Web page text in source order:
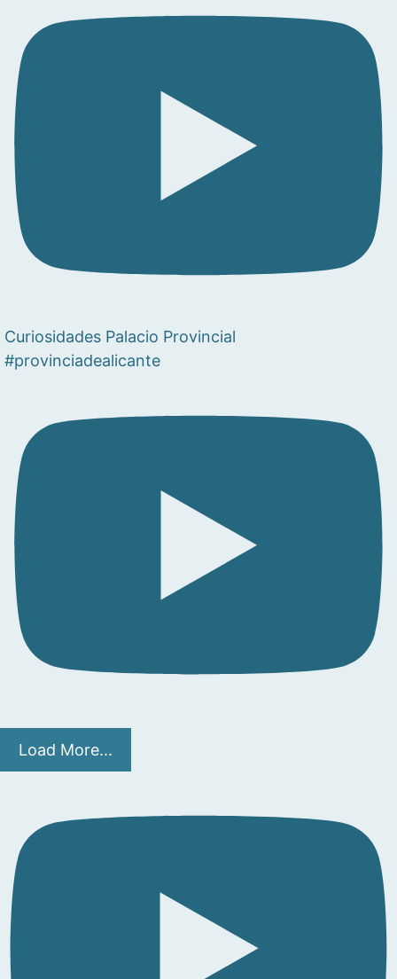
Curiosidades Palacio Provincial
#provinciadealicante
Load More...